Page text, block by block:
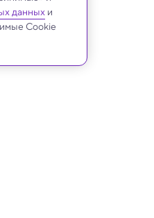
данных и
Cookie